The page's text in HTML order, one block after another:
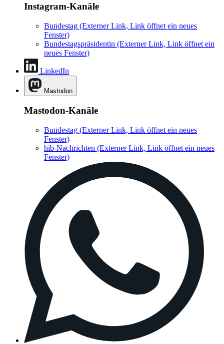
Instagram-Kanäle
Bundestag (Externer Link, Link öffnet ein neues
Fenster)
Bundestagspräsidentin (Externer Link, Link öffnet ein
neues Fenster)
LinkedIn
Mastodon
Mastodon-Kanäle
Bundestag (Externer Link, Link öffnet ein neues
Fenster)
hib-Nachrichten (Externer Link, Link öffnet ein neues
Fenster)